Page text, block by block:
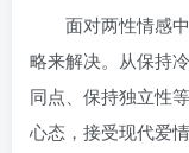
面对两性情感中
略来解决。从保持
同点、保持独立性
心态，接受现代爱